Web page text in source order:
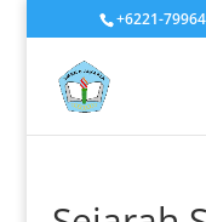
+6221-